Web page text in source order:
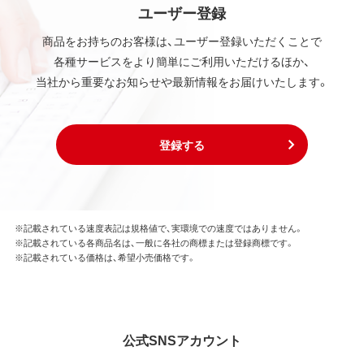
ユーザー登録
商品をお持ちのお客様は、ユーザー登録いただくことで
各種サービスをより簡単にご利用いただけるほか、
当社から重要なお知らせや最新情報をお届けいたします。
登録する
※記載されている速度表記は規格値で、実環境での速度ではありません。
※記載されている各商品名は、一般に各社の商標または登録商標です。
※記載されている価格は、希望小売価格です。
公式SNSアカウント